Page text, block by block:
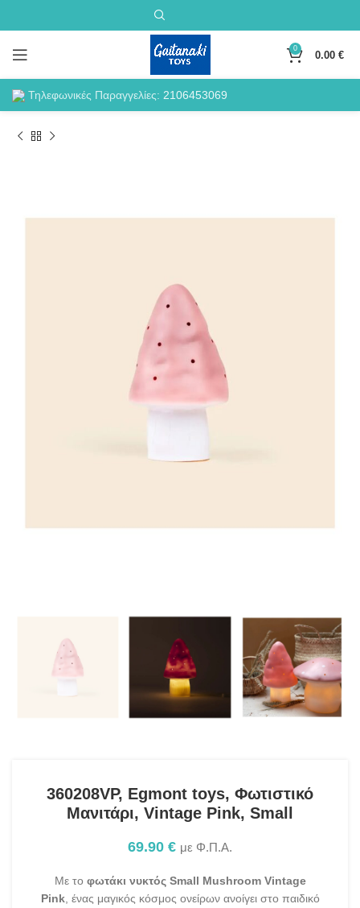
0
0.00 €
Τηλεφωνικές Παραγγελίες: 2106453069
360208VP, Egmont toys, Φωτιστικό
Μανιτάρι, Vintage Pink, Small
69.90 € με Φ.Π.Α.
Με το φωτάκι νυκτός Small Mushroom Vintage
Pink, ένας μαγικός κόσμος ονείρων ανοίγει στο παιδικό